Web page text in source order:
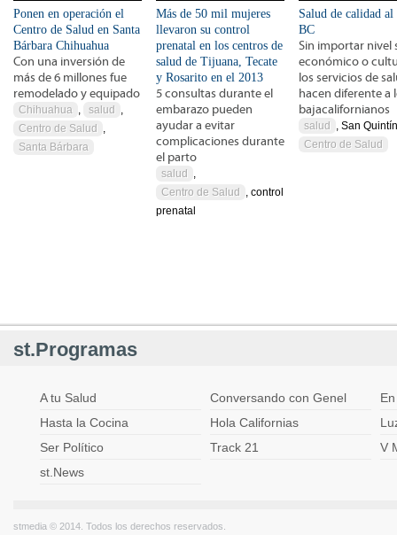
Ponen en operación el
Centro de Salud en Santa
Bárbara Chihuahua
Con una inversión de
más de 6 millones fue
remodelado y equipado
Chihuahua , salud
,
Centro de Salud
,
Santa Bárbara
Más de 50 mil mujeres
llevaron su control
prenatal en los centros de
salud de Tijuana, Tecate
y Rosarito en el 2013
5 consultas durante el
embarazo pueden
ayudar a evitar
complicaciones durante
el parto
salud
,
Centro de Salud
, control
prenatal
Salud de calidad al
BC
Sin importar nivel
económico o
los servicios de
hacen diferente a
bajacalifornianos
salud
, San
Centro de Salud
st.Programas
A tu Salud Conversando con Genel
Hasta la Cocina
Hola Californias
Ser Político
Track 21
V
st.News
stmedia © 2014. Todos los derechos reservados.